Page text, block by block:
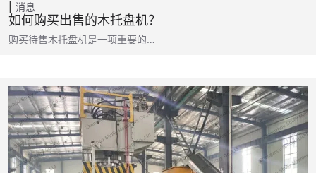
消息
如何购买出售的木托盘机？
购买待售木托盘机是一项重要的…